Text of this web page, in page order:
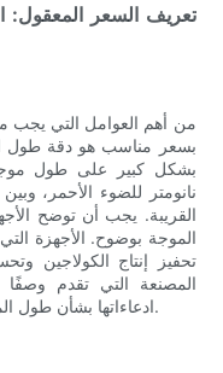
تعريف السعر المعقول:
من أهم العوامل التي يجب
بسعر مناسب هو دقة طول
القريبة. يجب أن توضح
الموجة بوضوح. الأجهزة
تحفيز إنتاج الكولاجين
المصنعة التي تقدم
ادعاءاتها بشأن طول الموجة - فهذه الشفافية علامة مميزة للجودة.